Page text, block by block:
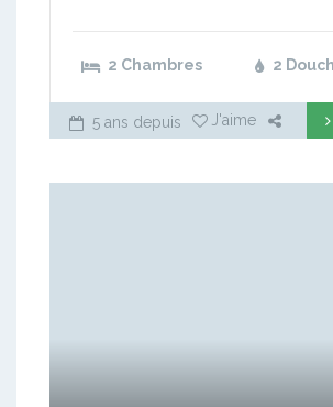
2 Chambres 2
5 ans depuis J'aime